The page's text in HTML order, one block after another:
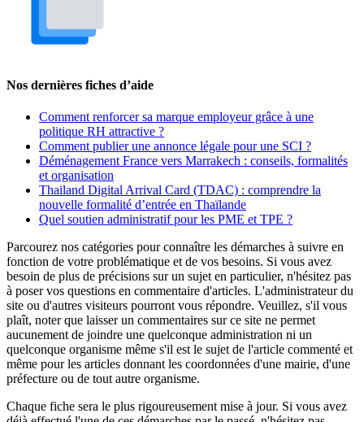
Nos dernières fiches d’aide
Comment renforcer sa marque employeur grâce à une
politique RH attractive ?
Comment publier une annonce légale pour une SCI ?
Déménagement France vers Marrakech : conseils, formalités
et organisation
Thailand Digital Arrival Card (TDAC) : comprendre la
nouvelle formalité d’entrée en Thaïlande
Quel soutien administratif pour les PME et TPE ?
Parcourez nos catégories pour connaître les démarches à suivre en
fonction de votre problématique et de vos besoins. Si vous avez
besoin de plus de précisions sur un sujet en particulier, n'hésitez pas
à poser vos questions en commentaire d'articles. L'administrateur du
site ou d'autres visiteurs pourront vous répondre. Veuillez, s'il vous
plaît, noter que laisser un commentaires sur ce site ne permet
aucunement de joindre une quelconque administration ni un
quelconque organisme même s'il est le sujet de l'article commenté et
même pour les articles donnant les coordonnées d'une mairie, d'une
préfecture ou de tout autre organisme.
Chaque fiche sera le plus rigoureusement mise à jour. Si vous avez